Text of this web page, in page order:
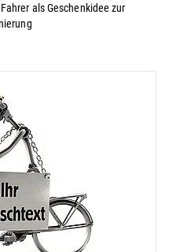
als Geschenkidee zur